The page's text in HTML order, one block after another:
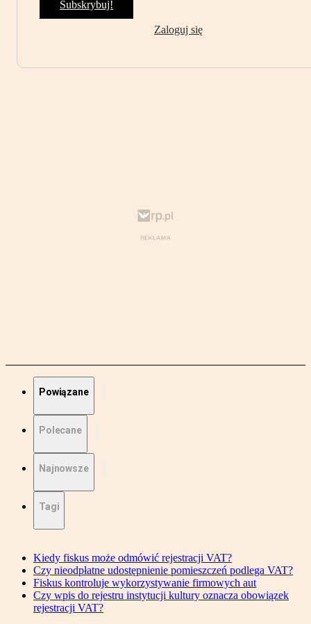
Subskrybuj!
Zaloguj się
Powiązane
Polecane
Najnowsze
Tagi
Kiedy fiskus może odmówić rejestracji VAT?
Czy nieodpłatne udostępnienie pomieszczeń podlega VAT?
Fiskus kontroluje wykorzystywanie firmowych aut
Czy wpis do rejestru instytucji kultury oznacza obowiązek
rejestracji VAT?